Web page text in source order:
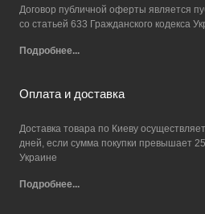
Договор публичной оферты является
со статьей 633 Гражданского кодекса
Подробнее...
Оплата и доставка
Доставка товара по Киеву
дней, если сумма покупки превышает
Украине
Подробнее...